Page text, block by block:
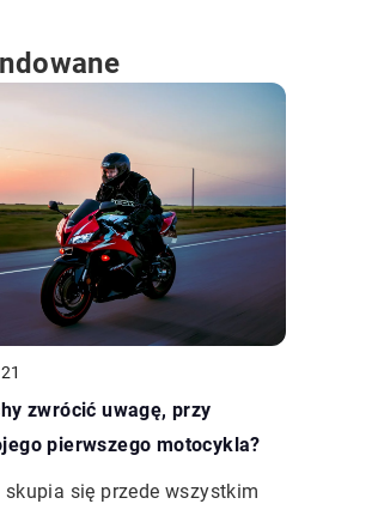
zwrócić uwagę, przy
pierwszego motocykla?
się przede wszystkim